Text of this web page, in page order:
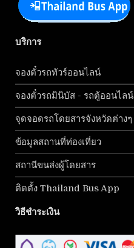
บริการ
จองตั๋วรถทัวร์ออนไลน์
จองตั๋วรถมินิบัส - รถตู้ออนไลน์
จุดจอดรถโดยสารจังหวัดต่างๆ
ข้อมูลสถานที่ท่องเที่ยว
สถานีขนส่งผู้โดยสาร
ติดตั้ง Thailand Bus App
วิธีชำระเงิน